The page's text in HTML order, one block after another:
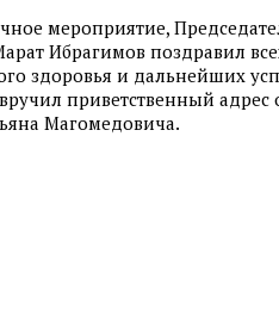
мероприятие,
Ибрагимов поздравил
здоровья и дальнейших
приветственный
Магомедовича.